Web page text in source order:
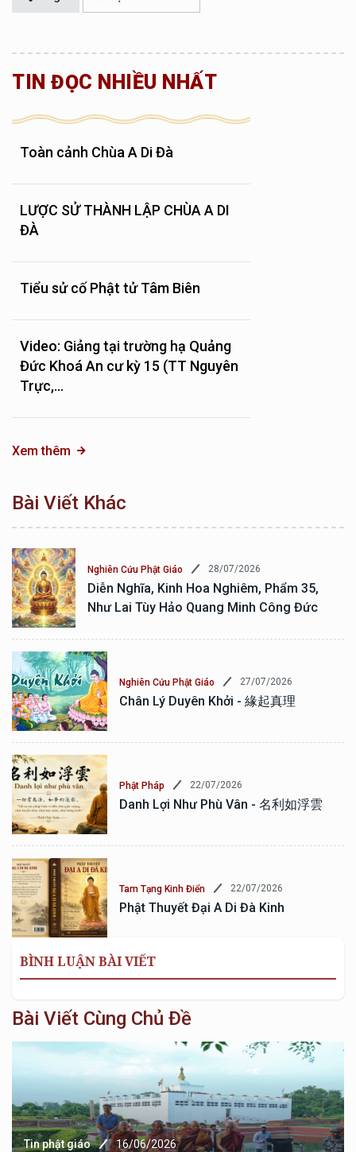
TIN ĐỌC NHIỀU NHẤT
Toàn cảnh Chùa A Di Đà
LƯỢC SỬ THÀNH LẬP CHÙA A DI
ĐÀ
Tiểu sử cố Phật tử Tâm Biên
Video: Giảng tại trường hạ Quảng
Đức Khoá An cư kỳ 15 (TT Nguyên
Trực,...
Xem thêm
Bài Viết Khác
Nghiên Cứu Phật Giáo 28/07/2026
Diễn Nghĩa, Kinh Hoa Nghiêm, Phẩm 35,
Như Lai Tùy Hảo Quang Minh Công Đức
Nghiên Cứu Phật Giáo 27/07/2026
Chân Lý Duyên Khởi - 緣起真理
Phật Pháp 22/07/2026
Danh Lợi Như Phù Vân - 名利如浮雲
Tam Tạng Kinh Điển 22/07/2026
Phật Thuyết Đại A Di Đà Kinh
BÌNH LUẬN BÀI VIẾT
Bài Viết Cùng Chủ Đề
Tin phật giáo 16/06/2026